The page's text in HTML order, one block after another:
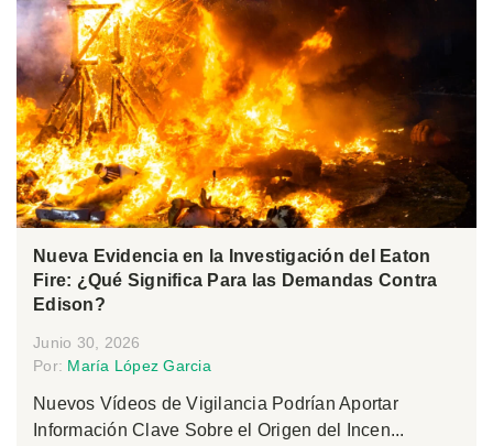
Nueva Evidencia en la Investigación del Eaton
Fire: ¿Qué Significa Para las Demandas Contra
Edison?
Junio 30, 2026
Por: María López Garcia
Nuevos Vídeos de Vigilancia Podrían Aportar
Información Clave Sobre el Origen del Incen...